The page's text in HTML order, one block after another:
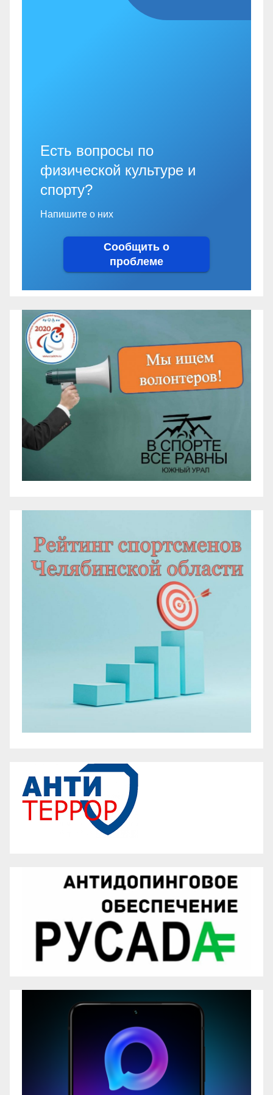
Есть вопросы по
физической культуре и
спорту?
Напишите о них
Сообщить о
проблеме